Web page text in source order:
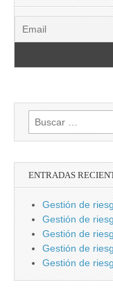
Buscar:
ENTRADAS
Gestión de
Gestión de
Gestión de
Gestión de
Gestión de